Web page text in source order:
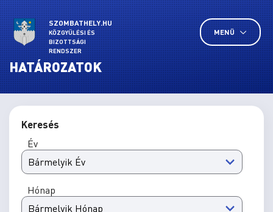
SZOMBATHELY.HU
KÖZGYŰLÉSI ÉS
BIZOTTSÁGI
RENDSZER
MENÜ
HATÁROZATOK
Keresés
Év
Hónap